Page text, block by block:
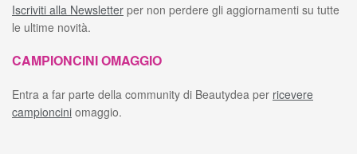
Iscriviti alla Newsletter per non perdere gli aggiornamenti su tutte
le ultime novità.
CAMPIONCINI OMAGGIO
Entra a far parte della community di Beautydea per ricevere
campioncini omaggio.